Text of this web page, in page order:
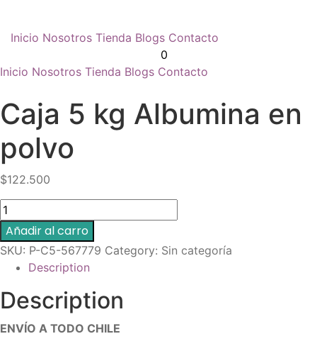
Inicio Nosotros Tienda Blogs Contacto
0
Inicio Nosotros Tienda Blogs Contacto
Caja 5 kg Albumina en
polvo
$122.500
Caja
5
kg
Albumina
polvo
quantity
Añadir al carro
SKU: P-C5-567779 Category: Sin categoría
Description
Description
ENVÍO A TODO CHILE